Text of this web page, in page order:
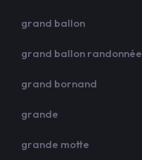
grand ballon
grand ballon randonnée
grand bornand
grande
grande motte